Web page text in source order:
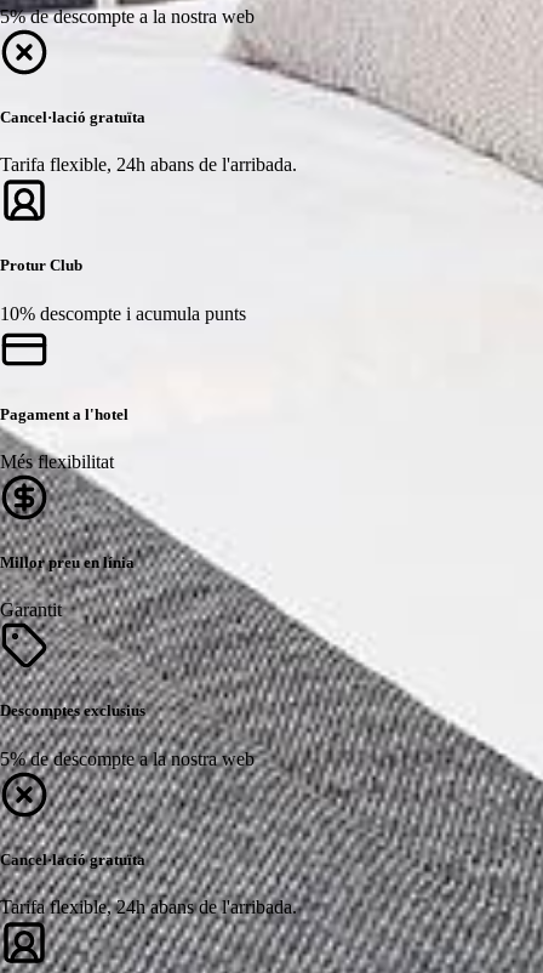
5% de descompte a la nostra web
Cancel·lació gratuïta
Tarifa flexible, 24h abans de l'arribada.
Protur Club
10% descompte i acumula punts
Pagament a l'hotel
Més flexibilitat
Millor preu en línia
Garantit
Descomptes exclusius
5% de descompte a la nostra web
Cancel·lació gratuïta
Tarifa flexible, 24h abans de l'arribada.